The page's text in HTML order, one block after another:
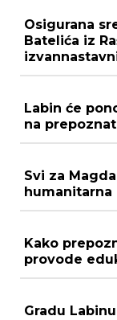
Osigurana
Batelića iz
Labin će
na
Svi za
humanitarna
Kako
provode
Gradu